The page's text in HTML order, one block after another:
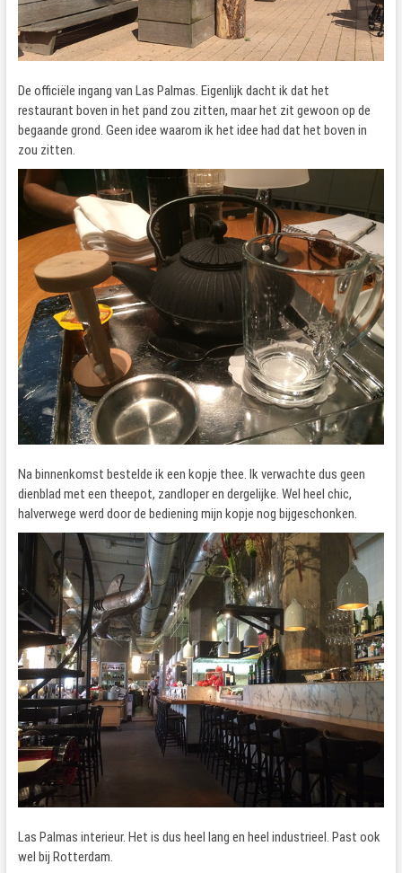
De officiële ingang van Las Palmas. Eigenlijk dacht ik dat het
restaurant boven in het pand zou zitten, maar het zit gewoon op de
begaande grond. Geen idee waarom ik het idee had dat het boven in
zou zitten.
Na binnenkomst bestelde ik een kopje thee. Ik verwachte dus geen
dienblad met een theepot, zandloper en dergelijke. Wel heel chic,
halverwege werd door de bediening mijn kopje nog bijgeschonken.
Las Palmas interieur. Het is dus heel lang en heel industrieel. Past ook
wel bij Rotterdam.